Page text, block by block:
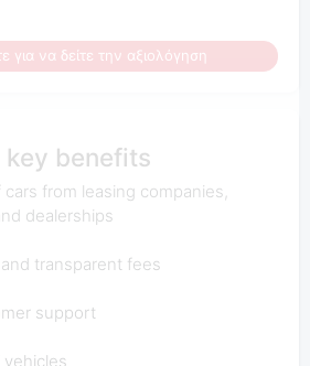
για να δείτε την αξιολόγηση
benefits
from leasing companies,
dealerships
transparent fees
support
vehicles